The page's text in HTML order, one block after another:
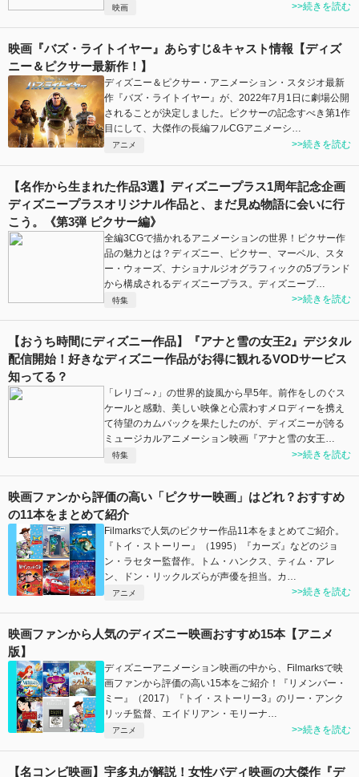
映画 >>続きを読む
映画『バズ・ライトイヤー』あらすじ&キャスト情報【ディズ
ニー＆ピクサー最新作！】
ディズニー＆ピクサー・アニメーション・スタジオ最新
作『バズ・ライトイヤー』が、2022年7月1日に劇場公開
されることが決定しました。ピクサーの記念すべき第1作
目にして、大傑作の長編フルCGアニメーシ…
アニメ >>続きを読む
【名作から生まれた作品3選】ディズニープラス1周年記念企画
ディズニープラスオリジナル作品と、まだ見ぬ物語に会いに行
こう。《第3弾 ピクサー編》
全編3CGで描かれるアニメーションの世界！ピクサー作
品の魅力とは？ディズニー、ピクサー、マーベル、スタ
ー・ウォーズ、ナショナルジオグラフィックの5ブランド
から構成されるディズニープラス。ディズニープ…
特集 >>続きを読む
【おうち時間にディズニー作品】『アナと雪の女王2』デジタル
配信開始！好きなディズニー作品がお得に観れるVODサービス
知ってる？
「レリゴ～♪」の世界的旋風から早5年。前作をしのぐス
ケールと感動、美しい映像と心震わすメロディーを携え
て待望のカムバックを果たしたのが、ディズニーが誇る
ミュージカルアニメーション映画『アナと雪の女王…
特集 >>続きを読む
映画ファンから評価の高い「ピクサー映画」はどれ？おすすめ
の11本をまとめて紹介
Filmarksで人気のピクサー作品11本をまとめてご紹介。
『トイ・ストーリー』（1995）『カーズ』などのジョ
ン・ラセター監督作。トム・ハンクス、ティム・アレ
ン、ドン・リックルズらが声優を担当。カ…
アニメ >>続きを読む
映画ファンから人気のディズニー映画おすすめ15本【アニメ
版】
ディズニーアニメーション映画の中から、Filmarksで映
画ファンから評価の高い15本をご紹介！『リメンバー・
ミー』（2017）『トイ・ストーリー3』のリー・アンク
リッチ監督、エイドリアン・モリーナ…
アニメ >>続きを読む
【名コンビ映画】宇多丸が解説！女性バディ映画の大傑作『デ